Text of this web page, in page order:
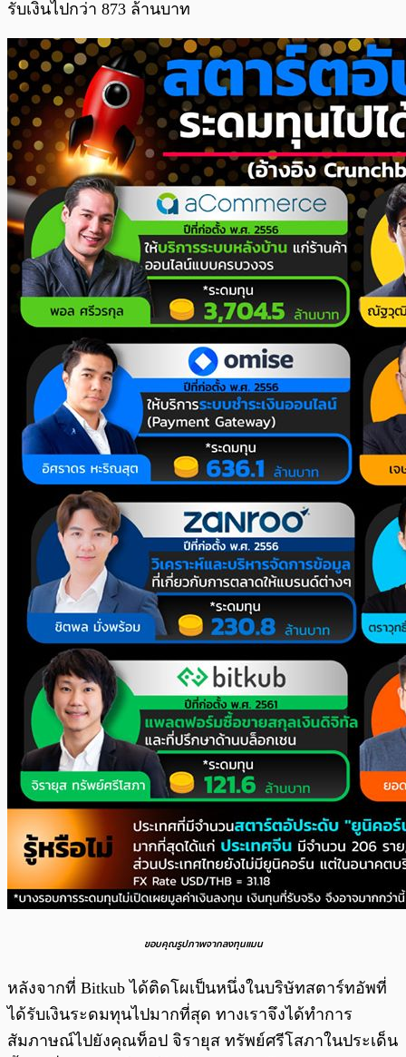
รับเงินไปกว่า 873 ล้านบาท
ขอบคุณรูปภาพจากลงทุนแมน
หลังจากที่ Bitkub ได้ติดโผเป็นหนึ่งในบริษัทสตาร์ทอัพที่
ได้รับเงินระดมทุนไปมากที่สุด ทางเราจึงได้ทำการ
สัมภาษณ์ไปยังคุณท็อป จิรายุส ทรัพย์ศรีโสภาในประเด็น